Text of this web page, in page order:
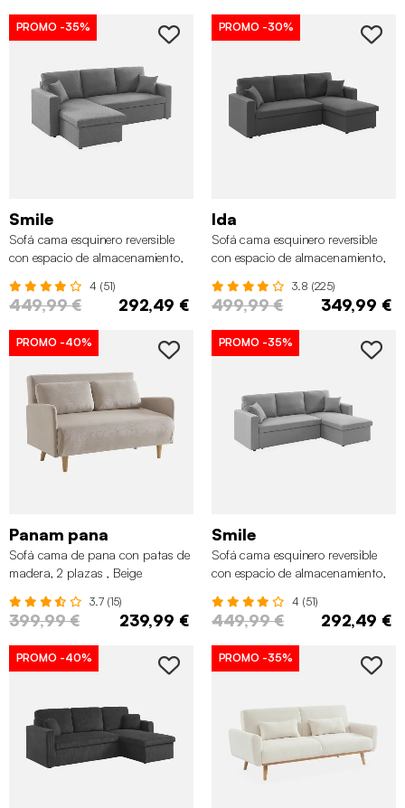
PROMO -35%
Smile
Sofá cama esquinero reversible
con espacio de almacenamiento,
4 (51)
449,99 € 292,49 €
PROMO -30%
Ida
Sofá cama esquinero reversible
con espacio de almacenamiento,
3.8 (225)
499,99 € 349,99 €
PROMO -40%
Panam pana
Sofá cama de pana con patas de
madera, 2 plazas , Beige
3.7 (15)
399,99 € 239,99 €
PROMO -35%
Smile
Sofá cama esquinero reversible
con espacio de almacenamiento,
4 (51)
449,99 € 292,49 €
PROMO -40% PROMO -35%